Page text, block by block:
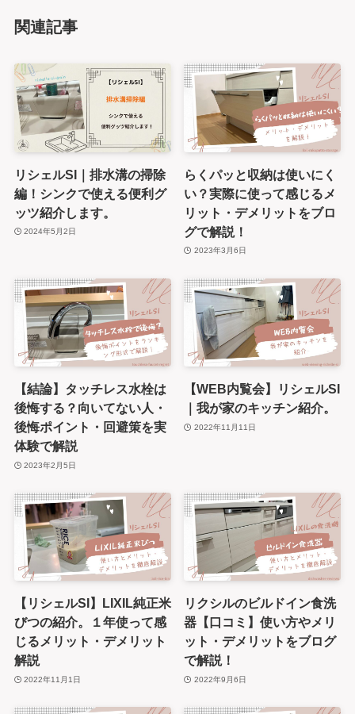
関連記事
リシェルSI｜排水溝の掃除
編！シンクで使える便利グ
ッツ紹介します。
2024年5月2日
らくパッと収納は使いにく
い？実際に使って感じるメ
リット・デメリットをブロ
グで解説！
2023年3月6日
【結論】タッチレス水栓は
後悔する？向いてない人・
後悔ポイント・回避策を実
体験で解説
2023年2月5日
【WEB内覧会】リシェルSI
｜我が家のキッチン紹介。
2022年11月11日
【リシェルSI】LIXIL純正米
びつの紹介。１年使って感
じるメリット・デメリット
解説
2022年11月1日
リクシルのビルドイン食洗
器【口コミ】使い方やメリ
ット・デメリットをブログ
で解説！
2022年9月6日